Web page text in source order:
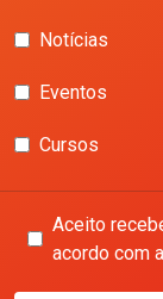
Notícias
Eventos
Cursos
Aceito
acordo com